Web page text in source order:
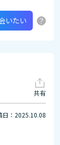
いたい ?
共有
日：2025.10.08